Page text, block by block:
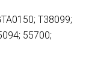
T38099;
55700;